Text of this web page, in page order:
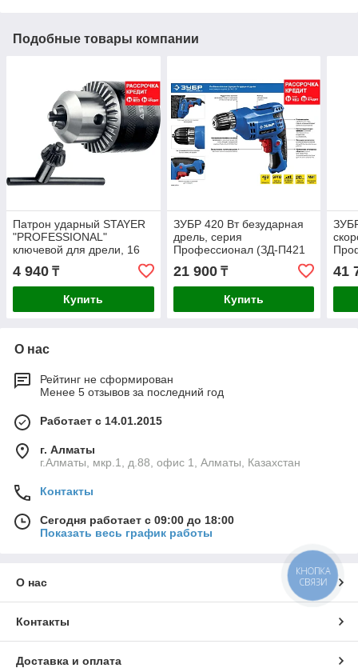
Подобные товары компании
Патрон ударный STAYER
"PROFESSIONAL"
ключевой для дрели, 16
мм, с ключом в комплекте,
посадочная резьба 1/2",
4 940 ₸
Купить
ЗУБР 420 Вт безударная
дрель, серия
Профессионал (ЗД-П421
21 900₸
Купить
41
О нас
Рейтинг не сформирован
Менее 5 отзывов за последний год
Работает с 14.01.2015
г. Алматы
г.Алматы, мкр.1, д.88, офис 1, Алматы, Казахстан
Контакты
Сегодня работает с 09:00 до 18:00
Показать весь график работы
О нас
Контакты
Доставка и оплата
КНОПКА
СВЯЗИ